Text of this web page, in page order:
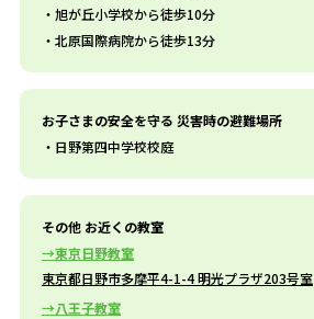
旭が丘小学校から徒歩10分
北原国際病院から徒歩13分
お子さまの安全を守る 災害時の避難場所
日野第四中学校校庭
その他 お近くの教室
東京日野教室
東京都日野市多摩平4-1-4 明光プラザ203号室
八王子教室